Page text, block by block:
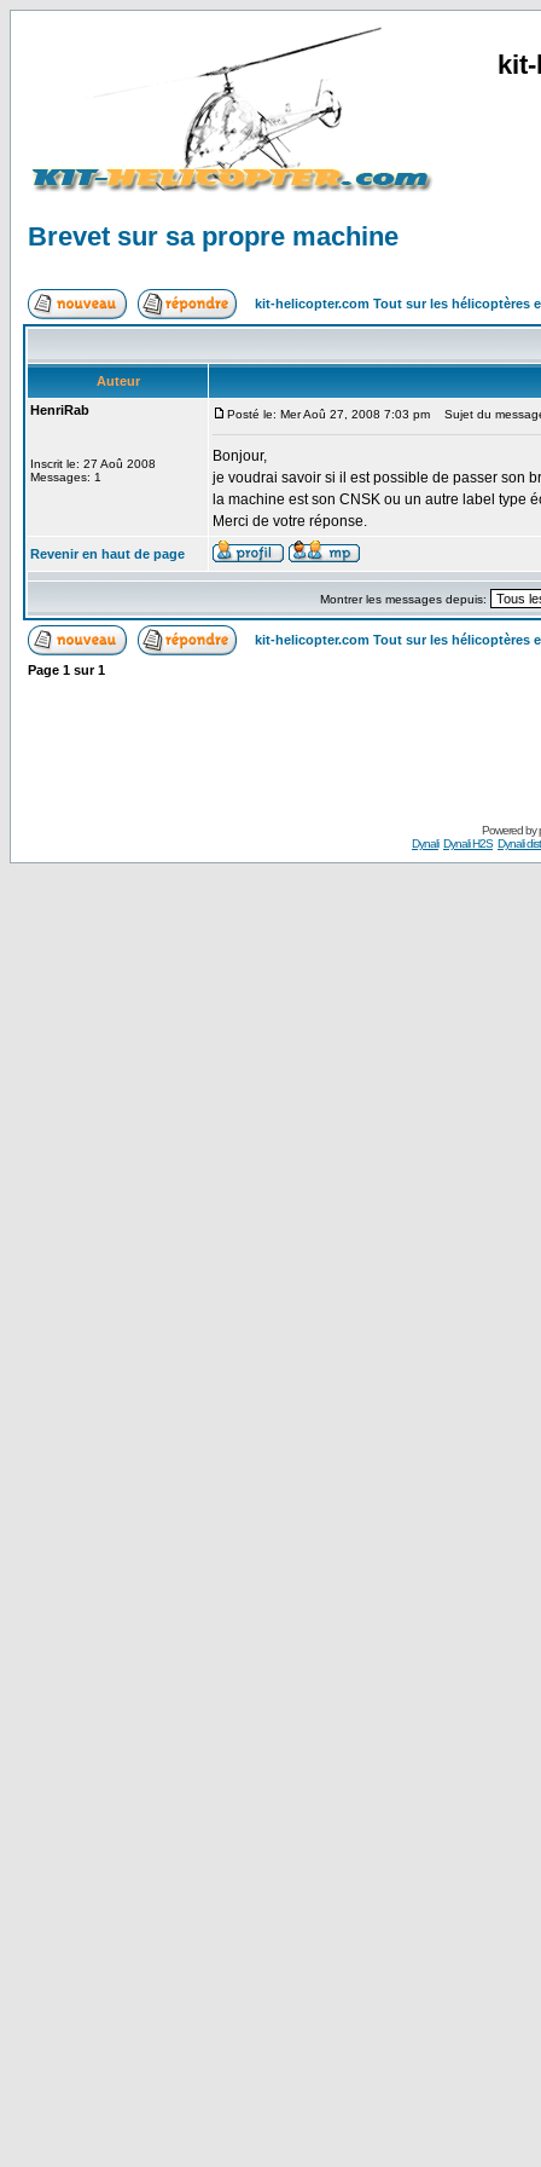
Brevet sur sa propre machine
kit-helicopter.com Tout sur les hélicoptères
Auteur
HenriRab
Inscrit le: 27 Aoû 2008
Messages: 1
Posté le: Mer Aoû 27, 2008 7:03 pm Sujet du
Bonjour,
je voudrai savoir si il est possible de passer son
la machine est son CNSK ou un autre label type
Merci de votre réponse.
Revenir en haut de page
Montrer les messages depuis:
kit-helicopter.com Tout sur les hélicoptères
Page 1 sur1
Powered by
Dynali Dynali H2S Dynali